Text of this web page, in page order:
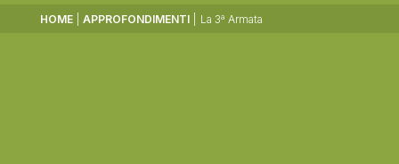
HOME APPROFONDIMENTI La 3ª Armata